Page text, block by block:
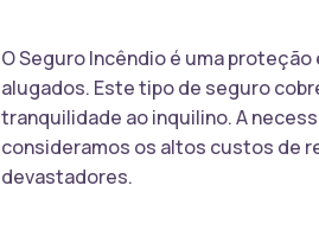
O Seguro Incêndio é uma
alugados. Este tipo de seguro
tranquilidade ao inquilino. A
consideramos os altos custos de
devastadores.